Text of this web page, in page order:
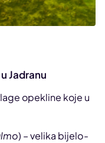
Jadranu
opekline koje u
) – velika bijelo-